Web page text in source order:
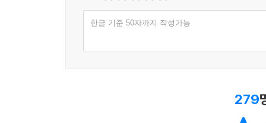
한글 기준 50자까지 작성가능
279